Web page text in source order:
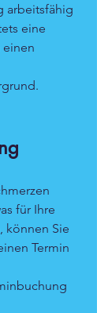
arbeitsfähig
eine
für Ihre
können Sie
Termin